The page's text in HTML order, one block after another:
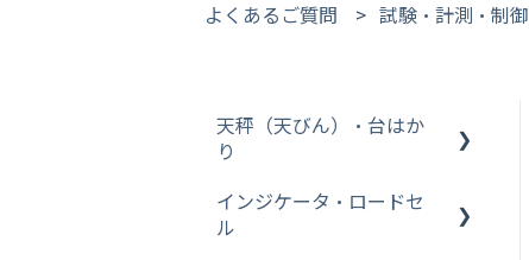
よくあるご質問 試験・計測・制御
天秤（天びん）・台はか
り
その他【WinCT】
インジケータ・ロードセ
ル